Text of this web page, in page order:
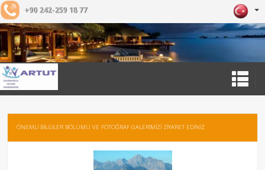
+90 242-259 18 77
ÖNEMLİ BİLGİLER BÖLÜMÜ VE FOTOĞRAF GALERİMİZİ ZİYARET EDİNİZ